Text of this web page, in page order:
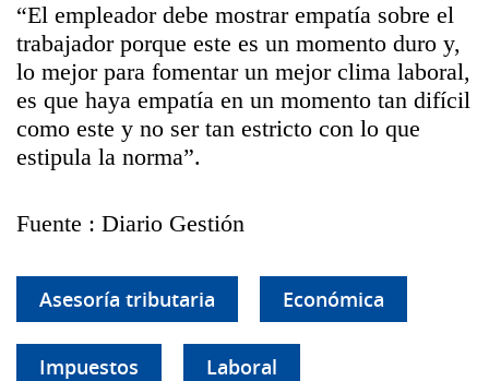
“El empleador debe mostrar empatía sobre el
trabajador porque este es un momento duro y,
lo mejor para fomentar un mejor clima laboral,
es que haya empatía en un momento tan difícil
como este y no ser tan estricto con lo que
estipula la norma”.
Fuente : Diario Gestión
Asesoría tributaria Económica
Impuestos Laboral